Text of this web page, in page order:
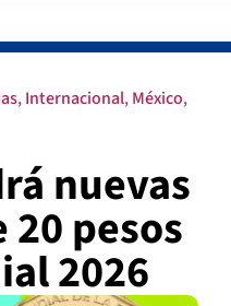
,Internacional,México,
nuevas
pesos
2026